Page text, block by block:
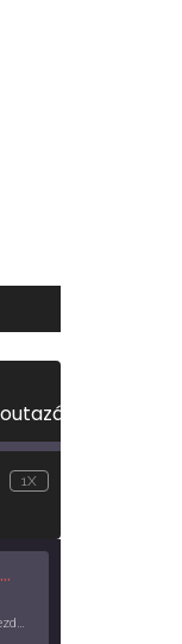
1X
Az UNICEF Magyarország jótékonysági kezdeményezése izgalmas, egész éves világkörüli ízutazásra hív, igazi családi program és gasztroedukáció, illetve segítség a rászorulóknak is egyben.